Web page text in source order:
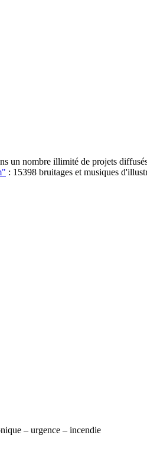
un nombre illimité de projets
: 15398 bruitages et musiques
– urgence – incendie